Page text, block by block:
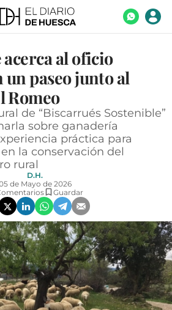
al oficio
un paseo junto al
Romeo
de “Biscarrués Sostenible”
sobre ganadería
práctica para
la conservación del
rural
D.H.
de Mayo de 2026
Guardar